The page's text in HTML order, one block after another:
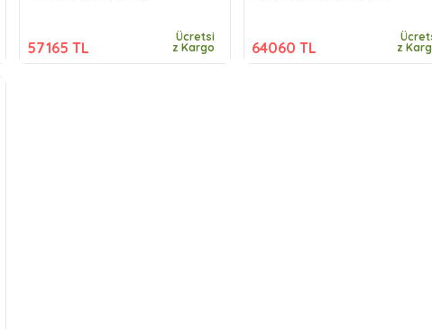
57165 TL
Ücretsi
z Kargo
64060 TL
z